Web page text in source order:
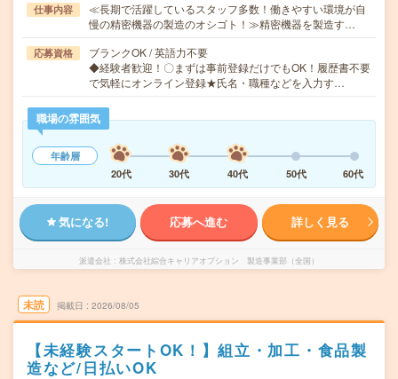
仕事内容
≪長期で活躍しているスタッフ多数！働きやすい環境が自
慢の精密機器の製造のオシゴト！≫精密機器を製造す…
応募資格
ブランクOK / 英語力不要
◆経験者歓迎！〇まずは事前登録だけでもOK！履歴書不要
で気軽にオンライン登録★氏名・職種などを入力す…
職場の雰囲気
年齢層
20代
30代 40代 50代 60代
気になる! 応募へ進む 詳しく見る
派遣会社 株式会社綜合キャリアオプション 製造事業部（全国）
未読 掲載日 2026/08/05
【未経験スタートOK！】組立・加工・食品製
造など/日払いOK